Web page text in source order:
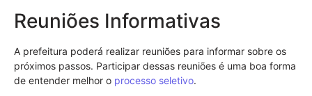
Reuniões Informativas
A prefeitura poderá realizar reuniões para informar sobre os
próximos passos. Participar dessas reuniões é uma boa forma
de entender melhor o processo seletivo.